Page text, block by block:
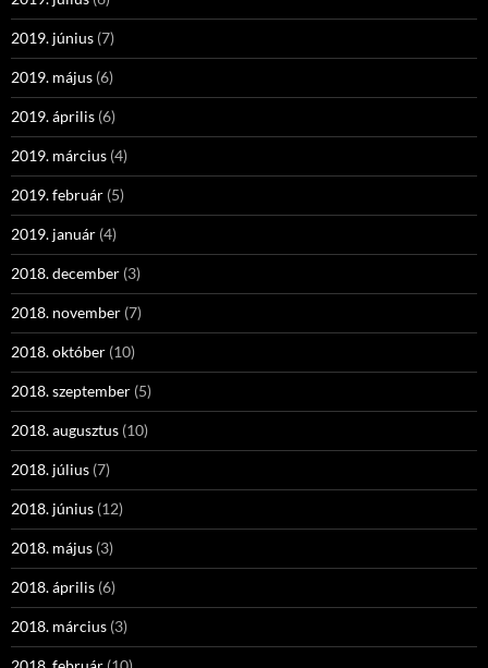
2019. június (7)
2019. május (6)
2019. április (6)
2019. március (4)
2019. február (5)
2019. január (4)
2018. december (3)
2018. november (7)
2018. október (10)
2018. szeptember (5)
2018. augusztus (10)
2018. július (7)
2018. június (12)
2018. május (3)
2018. április (6)
2018. március (3)